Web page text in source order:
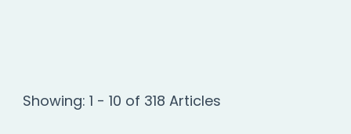
Showing: 1 - 10 of 318 Articles